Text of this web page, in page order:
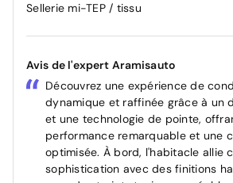
Sellerie mi-TEP / tissu
Avis de l'expert Aramisauto
Découvrez une expérience de
dynamique et raffinée grâce à un
et une technologie de pointe,
performance remarquable et une
optimisée. À bord, l'habitacle allie
sophistication avec des finitions